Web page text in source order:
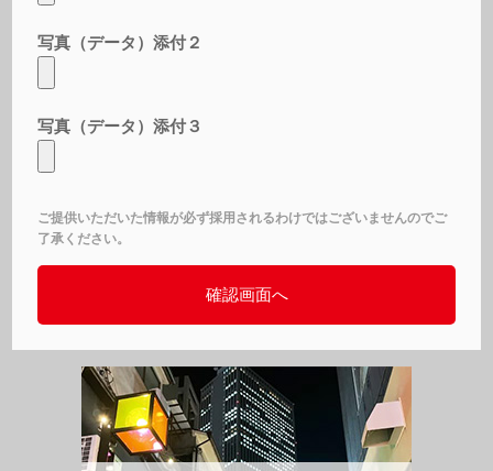
写真（データ）添付２
写真（データ）添付３
ご提供いただいた情報が必ず採用されるわけではございませんのでご
了承ください。